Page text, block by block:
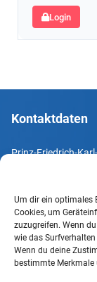
Um dir ein optimales
Cookies, um
zuzugreifen. Wenn
wie das
Wenn du deine
bestimmte
Login
Kontaktdaten
Prinz-Friedrich-
Tel. +49 231
Fax +49 231
e-Mail
Internet